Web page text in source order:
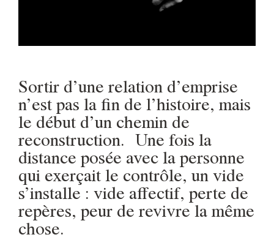
Sortir d’une relation d’emprise
n’est pas la fin de l’histoire, mais
le début d’un chemin de
reconstruction. Une fois la
distance posée avec la personne
qui exerçait le contrôle, un vide
s’installe : vide affectif, perte de
repères, peur de revivre la même
chose.